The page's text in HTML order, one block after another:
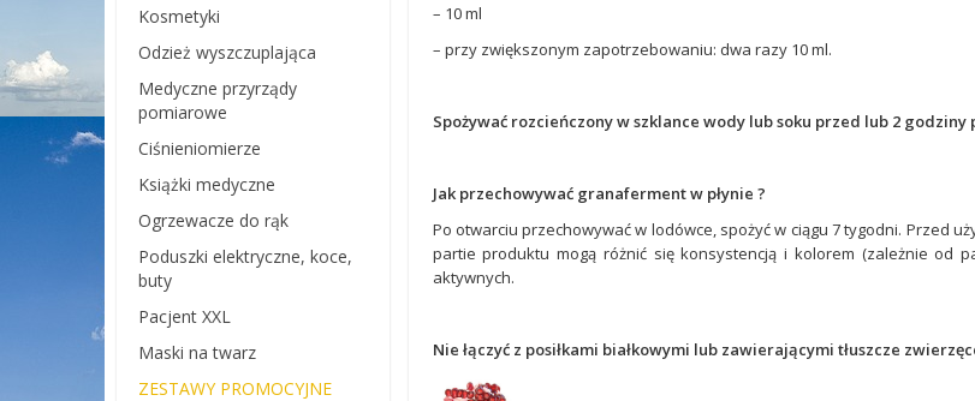
– 10 ml
– przy zwiększonym zapotrzebowaniu: dwa razy 10 ml.
Spożywać rozcieńczony w szklance wody lub soku przed lub 2 godziny
Jak przechowywać granaferment w płynie ?
Po otwarciu przechowywać w lodówce, spożyć w ciągu 7 tygodni. Przed
partie produktu mogą różnić się konsystencją i kolorem (zależnie od
aktywnych.
Nie łączyć z posiłkami białkowymi lub zawierającymi tłuszcze
Kosmetyki
Odzież wyszczuplająca
Medyczne przyrządy
pomiarowe
Ciśnieniomierze
Książki medyczne
Ogrzewacze do rąk
Poduszki elektryczne, koce,
buty
Pacjent XXL
Maski na twarz
ZESTAWY PROMOCYJNE